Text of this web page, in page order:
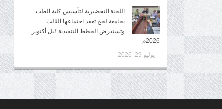
اللجنة التحضيرية لتأسيس كلية الطب
بجامعة لحج تعقد اجتماعها الثالث
وتستعرض الخطط التنفيذية قبل أكتوبر
2026م
يوليو 29, 2026